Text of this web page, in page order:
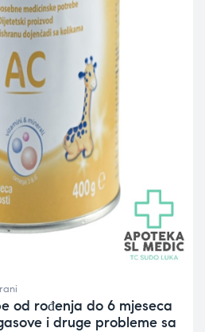
od rođenja do 6 mjeseca
i druge probleme sa